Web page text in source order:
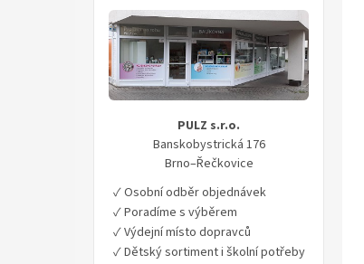
PULZ s.r.o.
Banskobystrická 176
Brno–Řečkovice
✓ Osobní odběr objednávek
✓ Poradíme s výběrem
✓ Výdejní místo dopravců
✓ Dětský sortiment i školní potřeby